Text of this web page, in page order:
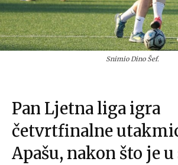
Snimio Dino Šef.
Pan Ljetna liga igra
četvrtfinalne
Apašu, nakon što je